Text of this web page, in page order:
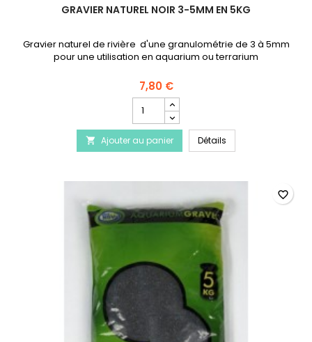
GRAVIER NATUREL NOIR 3-5MM EN 5KG
Gravier naturel de rivière d'une granulométrie de 3 à 5mm
pour une utilisation en aquarium ou terrarium
7,80 €
quantité
du
produit
Gravier
noir
5mm
en
 Ajouter au panier Détails
favorite_border